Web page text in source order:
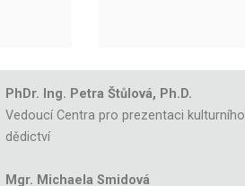
PhDr. Ing. Petra Štůlová, Ph.D.
Vedoucí Centra pro prezentaci kulturního
dědictví
Mgr. Michaela Smidová